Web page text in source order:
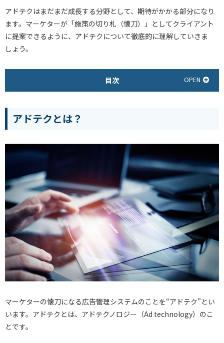
アドテクはまだまだ成長する分野として、期待がかかる部分になり
ます。マーケターが「施策の切り札（懐刀）」としてクライアント
に提案できるように、アドテクについて徹底的に理解していきま
しょう。
目次
アドテクとは？
マーケターの懐刀になる広告管理システムのことを“アドテク”とい
います。アドテクとは、アドテクノロジー（Ad technology）のこ
とです。